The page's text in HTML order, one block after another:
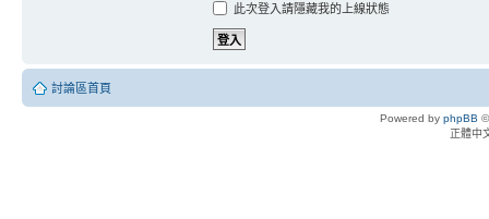
此次登入請隱藏我的上線狀態
討論區首頁
Powered by phpBB
正體中